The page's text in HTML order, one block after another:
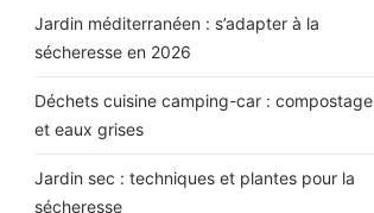
Jardin méditerranéen : s’adapter à la
sécheresse en 2026
Déchets cuisine camping-car : compostage
et eaux grises
Jardin sec : techniques et plantes pour la
sécheresse